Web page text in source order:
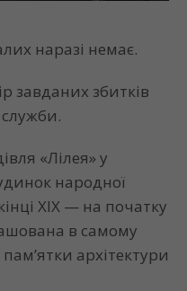
наразі немає.
завданих збитків
«Лілея» у
народної
XIX — на початку
в самому
архітектури